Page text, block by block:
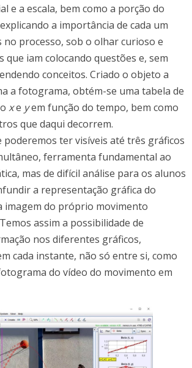
e a escala, bem como a porção do
a importância de cada um
no processo, sob o olhar curioso e
que iam colocando questões e, sem
conceitos. Criado o objeto a
a fotograma, obtém-se uma tabela de
xe yem função do tempo, bem como
que daqui decorrem.
poderemos ter visíveis até três gráficos
ferramenta fundamental ao
mas de difícil análise para os alunos
a representação gráfica do
imagem do próprio movimento
assim a possibilidade de
nos diferentes gráficos,
cada instante, não só entre si, como
do vídeo do movimento em